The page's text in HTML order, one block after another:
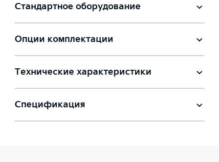
Стандартное оборудование
Опции комплектации
Технические характеристики
Спецификация